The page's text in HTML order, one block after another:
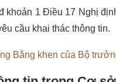
khoản 1 Điều 17 Nghị
cầu khai thác thông tin.
Bằng khen của Bộ